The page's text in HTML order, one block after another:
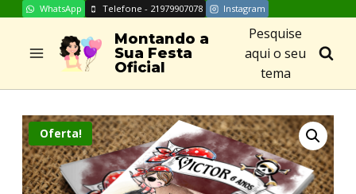
Skip
content
WhatsApp Telefone - 21979907078 Instagram
Montando a
Sua Festa
Oficial
Pesquise
aqui o seu
tema
Oferta!